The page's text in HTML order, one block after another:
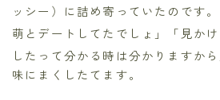
ッシー）に詰め寄っていたのです
萌とデートしてたでしょ」「見か
したって分かる時は分かりますから
味にまくしたてます。